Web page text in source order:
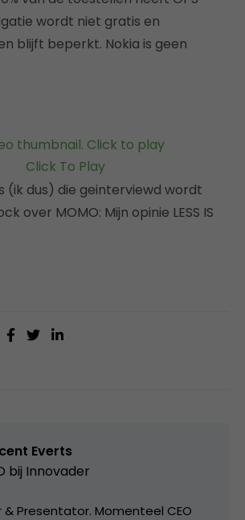
wordt niet gratis en
blijft beperkt. Nokia is geen
Click To Play
(ik dus) die geinterviewd wordt
over MOMO: Mijn opinie LESS IS
Everts
bij Innovader
Presentator. Momenteel CEO